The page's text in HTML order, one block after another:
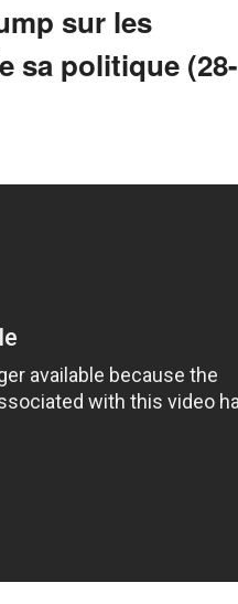
sur les
sa politique (28-